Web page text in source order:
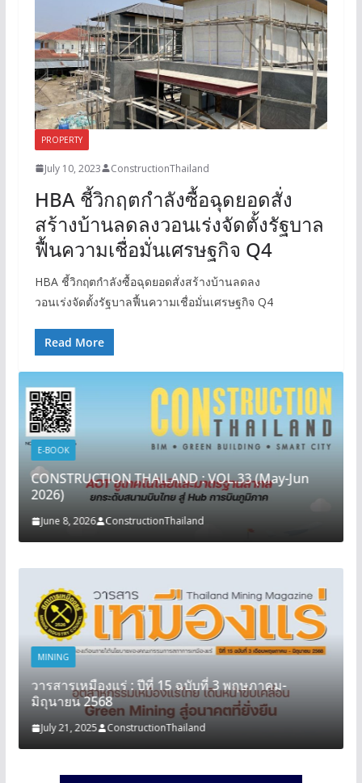
PROPERTY
July 10, 2023 ConstructionThailand
HBA ชี้วิกฤตกำลังซื้อฉุดยอดสั่ง
สร้างบ้านลดลงวอนเร่งจัดตั้งรัฐบาล
ฟื้นความเชื่อมั่นเศรษฐกิจ Q4
HBA ชี้วิกฤตกำลังซื้อฉุดยอดสั่งสร้างบ้านลดลง
วอนเร่งจัดตั้งรัฐบาลฟื้นความเชื่อมั่นเศรษฐกิจ Q4
Read More
E-BOOK
CONSTRUCTION THAILAND : VOL.33 (May-Jun
2026)
June 8, 2026 ConstructionThailand
MINING
วารสารเหมืองแร่ : ปีที่ 15 ฉบับที่ 3 พฤษภาคม-
มิถุนายน 2568
July 21, 2025 ConstructionThailand